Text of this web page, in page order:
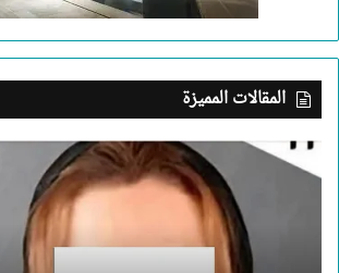
المقالات المميزة
بعد
جريمة